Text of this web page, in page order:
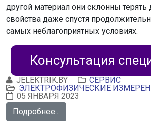
другой материал они склонны терять
свойства даже спустя
самых неблагоприятных условиях.
Консультация
JELEKTRIK.BY
СЕРВИС
ЭЛЕКТРОФИЗИЧЕСКИЕ
05 ЯНВАРЯ 2023
Подробнее...